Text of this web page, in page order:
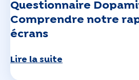
Questionnaire
Comprendre notre
écrans
Lire la suite